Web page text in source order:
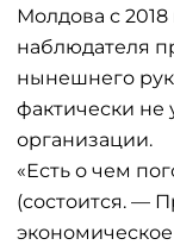
Молдова с 2018
наблюдателя
нынешнего
фактически не
организации.
«Есть о чем
(состоится. —